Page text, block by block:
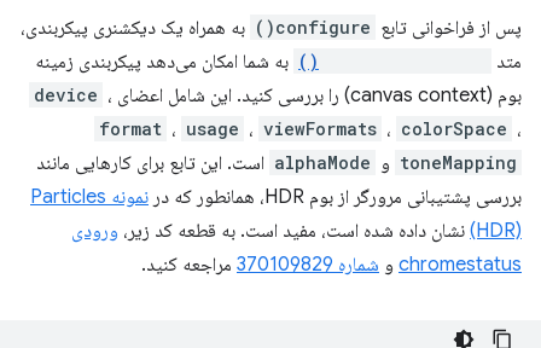
پس از فراخوانی تابع configure()
به همراه یک دیکشنری پیکربندی،
متد
به شما امکان می‌دهد پیکربندی زمینه
بوم (canvas context) را بررسی کنید. این شامل اعضای
device ،
format ، usage ، viewFormats ، colorSpace ،
toneMapping و alphaMode است. این تابع برای کارهایی مانند
بررسی پشتیبانی مرورگر از بوم HDR، همانطور که در
نمونه Particles
(HDR) نشان داده شده است، مفید است. به قطعه کد زیر، ورودی
chromestatus و شماره 370109829 مراجعه کنید.